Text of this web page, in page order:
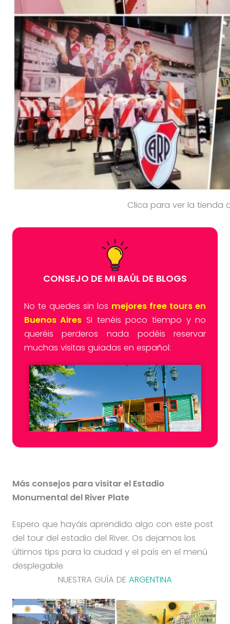
Clica para ver la tienda
CONSEJO DE MI BAÚL DE BLOGS
No te quedes sin los mejores free tours en
Buenos Aires Si tenéis poco tiempo y no
queréis perderos nada podéis reservar
muchas visitas guiadas en español:
Más consejos para visitar el Estadio
Monumental del River Plate
Espero que hayáis aprendido algo con este post
del tour del estadio del River. Os dejamos los
últimos tips para la ciudad y el país en el menú
desplegable.
NUESTRA GUÍA DE ARGENTINA